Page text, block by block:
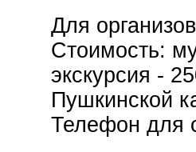
Для
Стоимость:
экскурсия -
Пушкинской
Телефон для